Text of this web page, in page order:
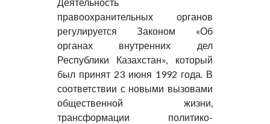
правоохранительных органов
регулируется Законом «Об
органах внутренних дел
Республики Казахстан», который
был принят 23 июня 1992 года. В
соответствии с новыми вызовами
общественной жизни,
трансформации политико-